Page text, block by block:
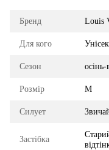
Бренд Louis
Для кого
Сезон осінь-
Розмір M
Силует
Застібка